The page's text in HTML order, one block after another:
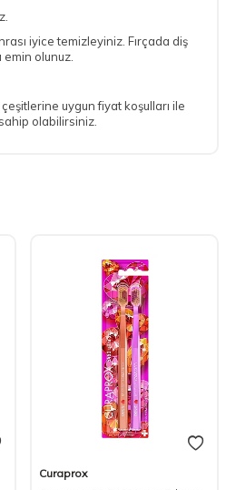
iyice temizleyiniz. Fırçada diş
emin olunuz.
uygun fiyat koşulları ile
olabilirsiniz.
Curaprox